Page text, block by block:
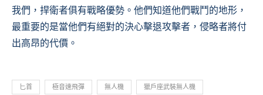
我們，捍衛者俱有戰略優勢。他們知道他們戰鬥的地形，
最重要的是當他們有絕對的決心擊退攻擊者，侵略者將付
出高昂的代價。
匕首 極音速飛彈 無人機 獵戶座武裝無人機